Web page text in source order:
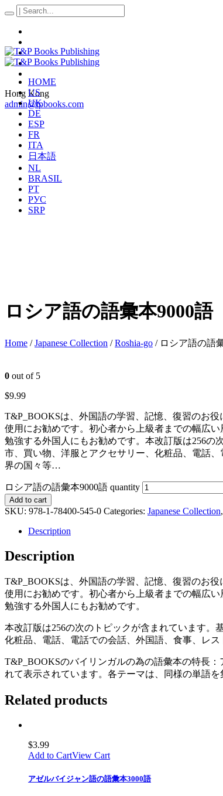
Hong Kong
admin@tpbooks.com
HOME
US
UK
DE
ESP
FR
ITA
日本語
NL
BRASIL
PT
РУС
SRP
ロシア語の語彙本9000語
Home /Japanese Collection /Roshia-go / ロシア語の語
0 out of 5
$9.99
T&P_BOOKSは、外国語の学習、記憶、復習のお
使用にお勧めです。初心者から上級者までの幅広
勉強する外国人にもお勧めです。本改訂版は256
市、買い物、洋服とアクセサリー、化粧品、電話
界の国々等…
ロシア語の語彙本9000語 quantity
Add to cart
SKU: 978-1-78400-545-0 Categories: Japanese Collection,
Description
Description
T&P_BOOKSは、外国語の学習、記憶、復習のお
使用にお勧めです。初心者から上級者までの幅広
勉強する外国人にもお勧めです。
本改訂版は256の次のトピックが含まれています。
化粧品、電話、電話での会話、外国語、食事、レ
T&P_BOOKSのバイリンガルの為の語彙本の特長
れて表示されています。各テーマは、同様の単語
Related products
$3.99
Add to CartView Cart
アゼルバイジャン語の語彙本3000語